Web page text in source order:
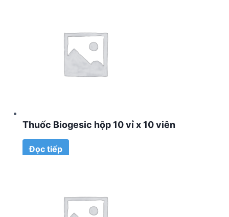
Thuốc Biogesic hộp 10 vỉ x 10 viên
Đọc tiếp